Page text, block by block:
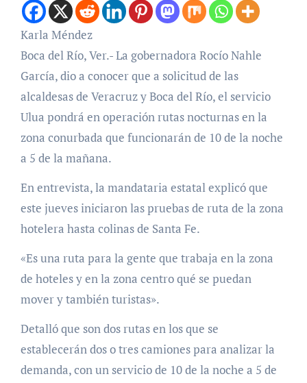
Karla Méndez
Boca del Río, Ver.- La gobernadora Rocío Nahle
García, dio a conocer que a solicitud de las
alcaldesas de Veracruz y Boca del Río, el servicio
Ulua pondrá en operación rutas nocturnas en la
zona conurbada que funcionarán de 10 de la noche
a 5 de la mañana.
En entrevista, la mandataria estatal explicó que
este jueves iniciaron las pruebas de ruta de la zona
hotelera hasta colinas de Santa Fe.
«Es una ruta para la gente que trabaja en la zona
de hoteles y en la zona centro qué se puedan
mover y también turistas».
Detalló que son dos rutas en los que se
establecerán dos o tres camiones para analizar la
demanda, con un servicio de 10 de la noche a 5 de